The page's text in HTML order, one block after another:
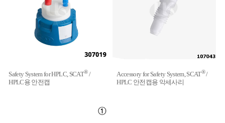
Safety System for HPLC, SCAT®/
HPLC용 안전캡
Accessory for Safety System, SCAT®/
HPLC 안전캡용 악세사리